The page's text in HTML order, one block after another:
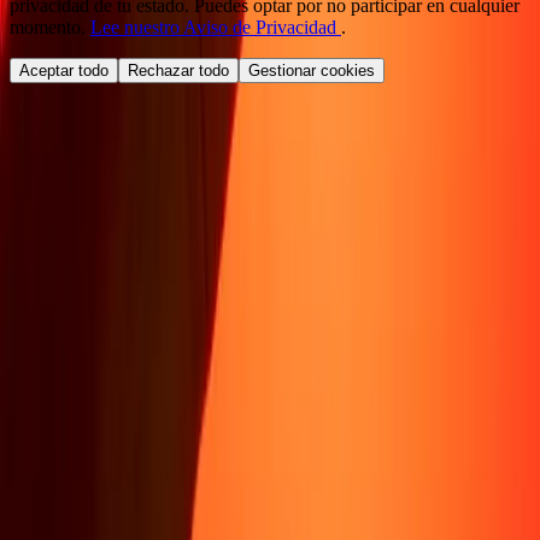
privacidad de tu estado. Puedes optar por no participar en cualquier
momento. Lee nuestro Aviso de Privacidad .
Aceptar todo Rechazar todo Gestionar cookies